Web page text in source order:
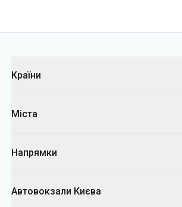
Країни
Міста
Напрямки
Автовокзали Києва